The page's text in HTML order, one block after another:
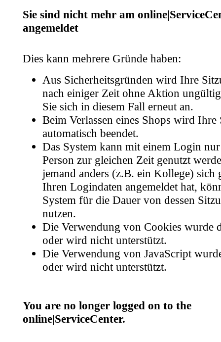
Sie sind nicht mehr am
angemeldet
Dies kann mehrere Gründe haben:
Aus Sicherheitsgründen wird Ihre
nach einiger Zeit ohne Aktion
Sie sich in diesem Fall erneut an.
Beim Verlassen eines Shops wird Ihre
automatisch beendet.
Das System kann mit einem Login
Person zur gleichen Zeit genutzt
jemand anders (z.B. ein Kollege) sich
Ihren Logindaten angemeldet hat,
System für die Dauer von dessen
nutzen.
Die Verwendung von Cookies wurde
oder wird nicht unterstützt.
Die Verwendung von JavaScript
oder wird nicht unterstützt.
You are no longer logged on to the
online|ServiceCenter.